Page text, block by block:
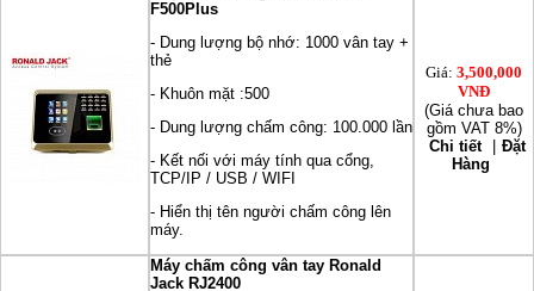
F500Plus
- Dung lượng bộ nhớ: 1000 vân tay +
thẻ
- Khuôn mặt :500
- Dung lượng chấm công: 100.000 lần
- Kết nối với máy tính qua cổng,
TCP/IP / USB / WIFI
- Hiển thị tên người chấm công lên
máy.
Giá: 3,500,000
VNĐ
(Giá chưa bao
gồm VAT 8%)
Chi tiết
Đặt
Hàng
Máy chấm công vân tay Ronald
Jack RJ2400